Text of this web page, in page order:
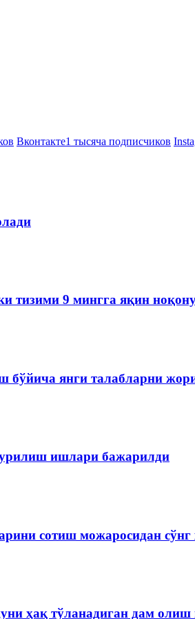
Вконтакте1 тысяча подписчиков
тизими 9 мингга яқин
бўйича янги талабларни
ишлари бажарилди
сотиш можаросидан сўнг
ҳақ тўланадиган дам